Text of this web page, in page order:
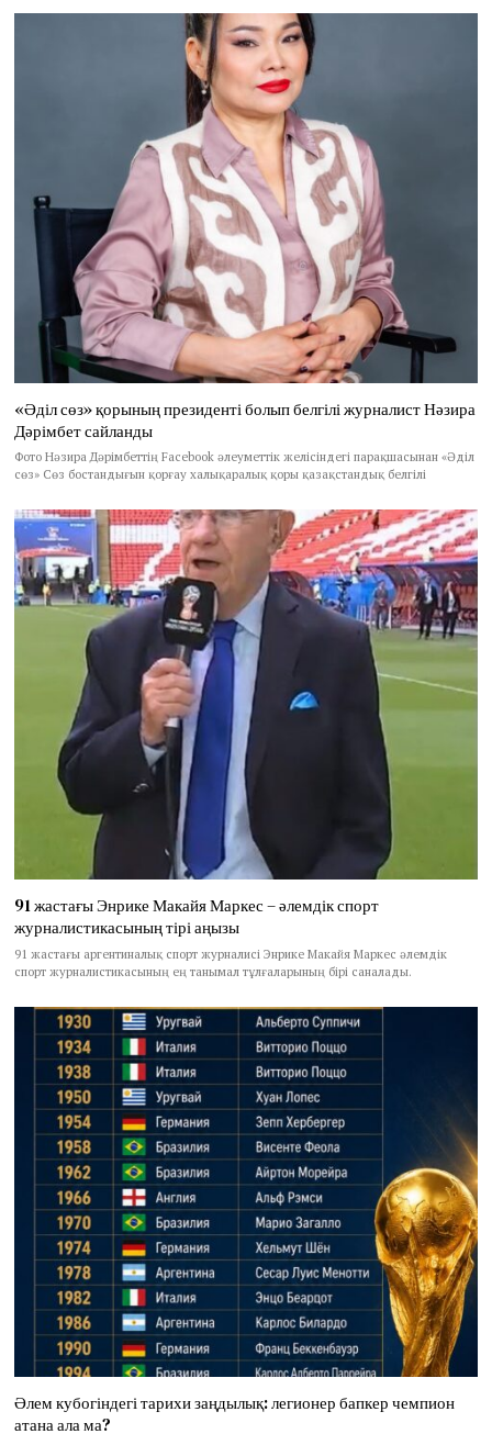
«Әділ сөз» қорының президенті болып белгілі журналист Нәзира
Дәрімбет сайланды
Фото Нәзира Дәрімбеттің Facebook әлеуметтік желісіндегі парақшасынан «Әділ
сөз» Сөз бостандығын қорғау халықаралық қоры қазақстандық белгілі
91 жастағы Энрике Макайя Маркес – әлемдік спорт
журналистикасының тірі аңызы
91 жастағы аргентиналық спорт журналисі Энрике Макайя Маркес әлемдік
спорт журналистикасының ең танымал тұлғаларының бірі саналады.
Әлем кубогіндегі тарихи заңдылық: легионер бапкер чемпион
атана ала ма?